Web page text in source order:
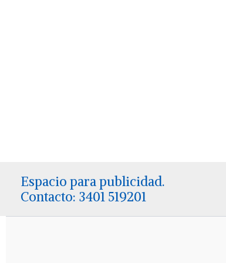
Espacio para publicidad.
Contacto: 3401 519201